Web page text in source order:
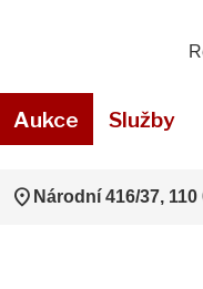
Aukce Služby
location_on Národní 416/37,